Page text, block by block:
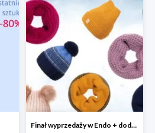
Finał wyprzedaży w Endo + dodatkowe 2% rabatu